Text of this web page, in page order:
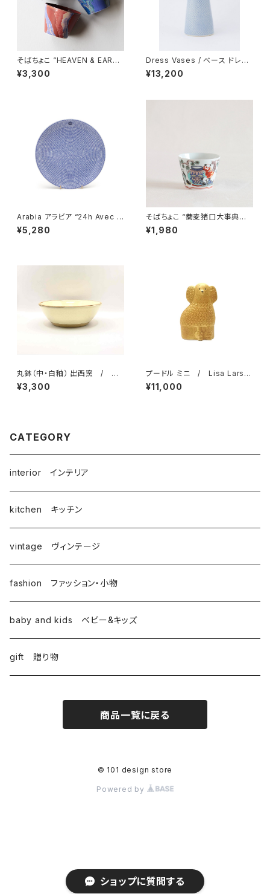
ショップに質問する
そばちょこ “HEAVEN & EART
H” 波佐見焼
¥3,300
Dress Vases / べース ドレス
（スカイブルー）/ Lisa Larso
n リサ・ラーソン
¥13,200
Arabia アラビア “24h Avec ア
ベック” プレート 26cm
¥5,280
そばちょこ “蕎麦猪口大事典
色絵 ジャイアントパンダ” 波
佐見焼
¥1,980
丸鉢（中・白釉） 出西窯 / 柳
宗理ディレクション出西窯シリー
ズ
¥3,300
プードル ミニ / Lisa Larso
n リサ・ラーソン
¥11,000
CATEGORY
interior インテリア
kitchen キッチン
vintage ヴィンテージ
fashion ファッション・小物
baby and kids ベビー&キッズ
gift 贈り物
商品一覧に戻る
© 101 design store
Powered by